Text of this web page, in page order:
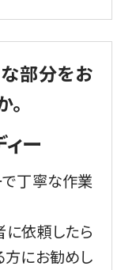
部分をお
ー
丁寧な作業
依頼したら
方にお勧めし